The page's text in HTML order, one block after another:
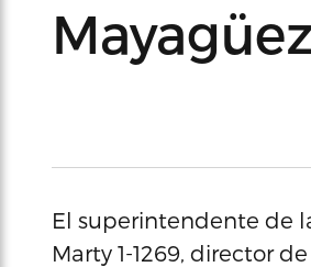
Mayagüez
El superintendente de
Marty 1-1269, director